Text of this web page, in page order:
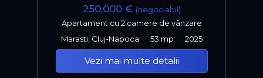
250,000 € (negociabil)
Apartament cu 2 camere de vânzare
Marasti, Cluj-Napoca
53 mp 2025
Vezi mai multe detalii